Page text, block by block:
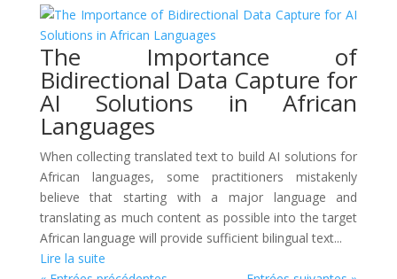
The Importance of
Bidirectional Data Capture for
AI Solutions in African
Languages
When collecting translated text to build AI solutions for
African languages, some practitioners mistakenly
believe that starting with a major language and
translating as much content as possible into the target
African language will provide sufficient bilingual text...
Lire la suite